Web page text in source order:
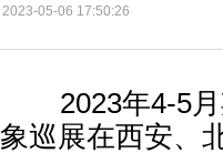
2023-05-06 17:50:26
2023年4-5月
象巡展在西安、